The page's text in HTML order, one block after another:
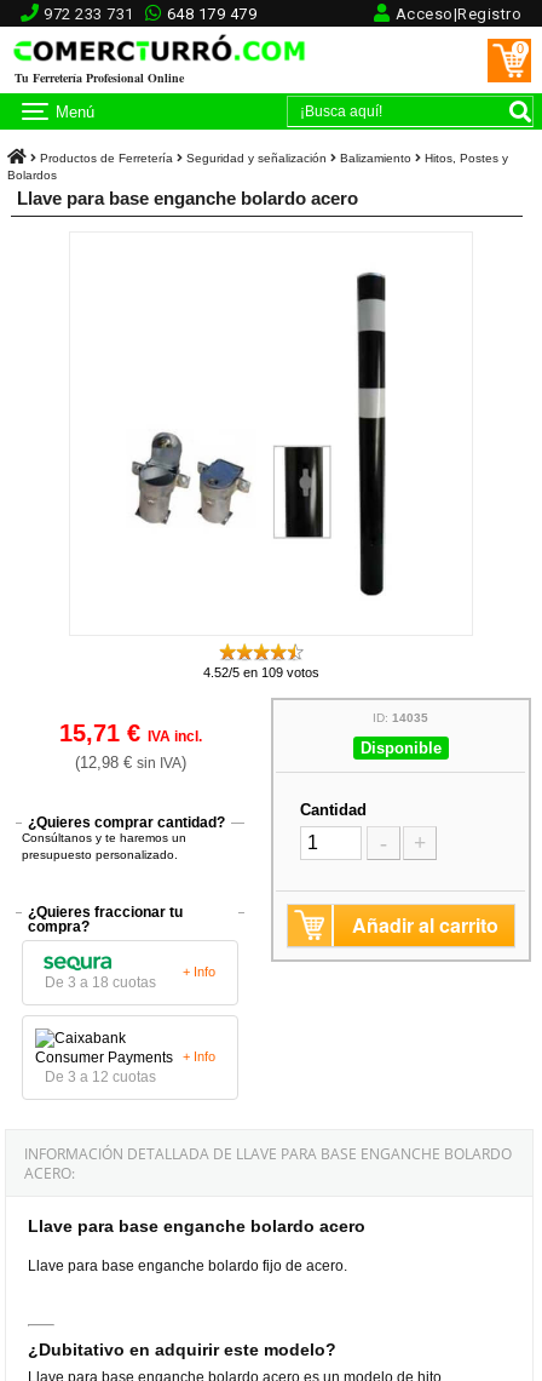
972 233 731 648 179 479 Acceso|Registro
Tu Ferretería Profesional Online
0
Menú
Productos de Ferretería Seguridad y señalización Balizamiento
Hitos, Postes y
Bolardos
Llave para base enganche bolardo acero
4.52/5 en 109 votos
15,71 € IVA incl.
(12,98 € sin IVA)
¿Quieres comprar cantidad?
Consúltanos y te haremos un
presupuesto personalizado.
¿Quieres fraccionar tu
compra?
De 3 a 18 cuotas
+ Info
De 3 a 12 cuotas
+ Info
ID:14035
Disponible
Cantidad
- +
Añadir al carrito
INFORMACIÓN DETALLADA DE LLAVE PARA BASE ENGANCHE BOLARDO
ACERO:
Llave para base enganche bolardo acero
Llave para base enganche bolardo fijo de acero.
¿Dubitativo en adquirir este modelo?
Llave para base enganche bolardo acero es un modelo de hito